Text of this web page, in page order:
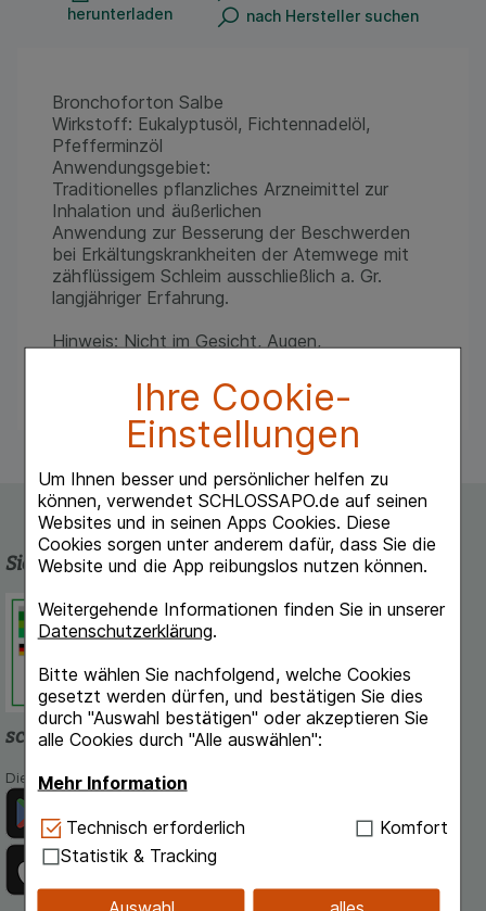
Ihre Cookie-
Einstellungen
Um Ihnen besser und persönlicher helfen zu
können, verwendet SCHLOSSAPO.de auf seinen
Websites und in seinen Apps Cookies. Diese
Cookies sorgen unter anderem dafür, dass Sie die
Website und die App reibungslos nutzen können.
Weitergehende Informationen finden Sie in unserer
Datenschutzerklärung.
Bitte wählen Sie nachfolgend, welche Cookies
gesetzt werden dürfen, und bestätigen Sie dies
durch "Auswahl bestätigen" oder akzeptieren Sie
alle Cookies durch "Alle auswählen":
Mehr Information
Technisch Notwendig:Hierbei handelt es sich um
Cookies, die für die Grundfunktionen unserer
Website notwendig sind (z.B. Navigation,
Warenkorb, Kundenkonto), weshalb auf diese nicht
Technisch erforderlich
Komfort
Statistik & Tracking
herunterladen
nach Hersteller suchen
Bronchoforton Salbe
Wirkstoff: Eukalyptusöl, Fichtennadelöl,
Pfefferminzöl
Anwendungsgebiet:
Traditionelles pflanzliches Arzneimittel zur
Inhalation und äußerlichen
Anwendung zur Besserung der Beschwerden
bei Erkältungskrankheiten der Atemwege mit
zähflüssigem Schleim ausschließlich a. Gr.
langjähriger Erfahrung.
Hinweis: Nicht im Gesicht, Augen,
Sicherheit und Qualität
Schlossapo.de ist registriert beim
Deutschen Institut für Medizinische
schlossapo.de-App
Die App von schlossapo.de jetzt mit E-Rezept-Scanner